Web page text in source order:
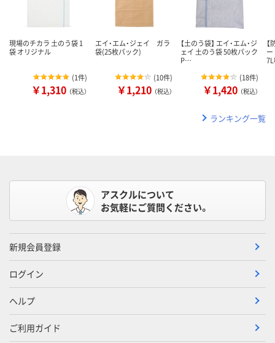
現場のチカラ 土のう袋 1
袋 オリジナル
(1件)
￥1,310 （税込）
エイ・エム・ジェイ ガラ
袋(25枚パック)
(10件)
￥1,210 （税込）
【土のう袋】 エイ・エム・ジ
ェイ 土のう袋 50枚パック
P…
(18件)
￥1,420 （税込）
ランキング一覧
アスクルについて
お気軽にご質問ください。
新規会員登録
ログイン
ヘルプ
ご利用ガイド